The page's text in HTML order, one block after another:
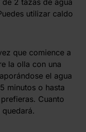
utilizar caldo
que comience a
la olla con una
el agua
minutos o hasta
Cuanto